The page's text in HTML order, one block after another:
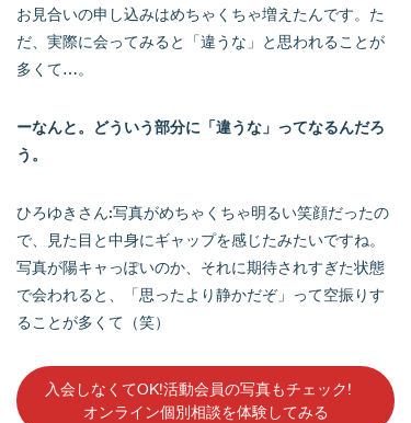
お見合いの申し込みはめちゃくちゃ増えたんです。た
だ、実際に会ってみると「違うな」と思われることが
多くて…。
ーなんと。どういう部分に「違うな」ってなるんだろ
う。
ひろゆきさん:写真がめちゃくちゃ明るい笑顔だったの
で、見た目と中身にギャップを感じたみたいですね。
写真が陽キャっぽいのか、それに期待されすぎた状態
で会われると、「思ったより静かだぞ」って空振りす
ることが多くて（笑）
入会しなくてOK!活動会員の写真もチェック!
オンライン個別相談を体験してみる